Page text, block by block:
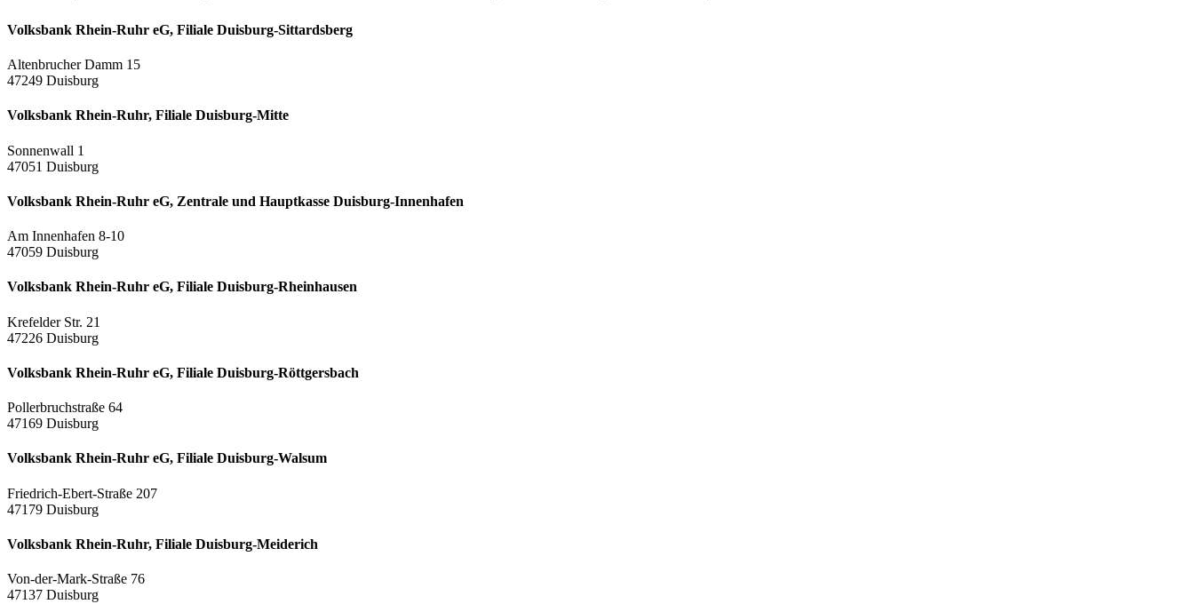
Volksbank Rhein-Ruhr eG, Filiale Duisburg-Sittardsberg
Altenbrucher Damm 15
47249 Duisburg
Volksbank Rhein-Ruhr, Filiale Duisburg-Mitte
Sonnenwall 1
47051 Duisburg
Volksbank Rhein-Ruhr eG, Zentrale und Hauptkasse Duisburg-Innenhafen
Am Innenhafen 8-10
47059 Duisburg
Volksbank Rhein-Ruhr eG, Filiale Duisburg-Rheinhausen
Krefelder Str. 21
47226 Duisburg
Volksbank Rhein-Ruhr eG, Filiale Duisburg-Röttgersbach
Pollerbruchstraße 64
47169 Duisburg
Volksbank Rhein-Ruhr eG, Filiale Duisburg-Walsum
Friedrich-Ebert-Straße 207
47179 Duisburg
Volksbank Rhein-Ruhr, Filiale Duisburg-Meiderich
Von-der-Mark-Straße 76
47137 Duisburg